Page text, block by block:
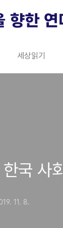
세상읽기
국 사회
11. 8.